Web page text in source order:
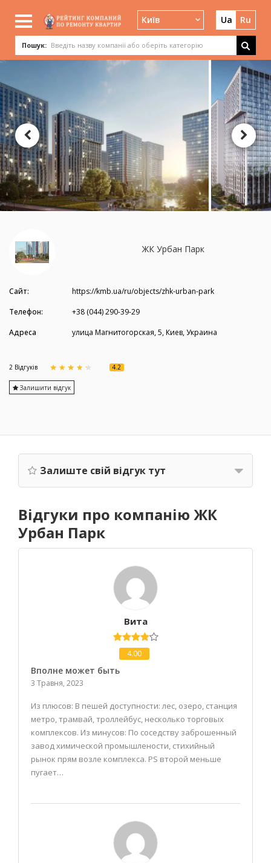
Київ Ua Ru
Пошук:
ЖК Урбан Парк
Сайт:
https://kmb.ua/ru/objects/zhk-urban-park
Телефон:
+38 (044) 290-39-29
Адреса
улица Магнитогорская, 5, Киев, Украина
2 Вiдгукiв 4.2
Залишити відгук
Залиште свій відгук тут
Відгуки про компанію ЖК
Урбан Парк
Вита
4.00
Вполне может быть
3 Травня, 2023
Из плюсов: В пешей доступности: лес, озеро, станция
метро, трамвай, троллейбус, несколько торговых
комплексов. Из минусов: По соседству заброшенный
завод химической промышлености, стихийный
рынок прям возле комплекса. PS второй меньше
пугает…